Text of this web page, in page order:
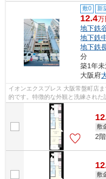
敷0 新
12.4万
地下鉄
地下鉄
地下鉄
分
築1年
大阪府
イオンエクスプレス 大阪常盤町店
的です。特徴的な外観と洗練され
の物件はマンションです。当社スタ
敷
2
敷